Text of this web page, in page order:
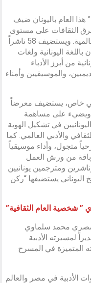
العام باليونان ضيف
من أعرق الثقافات على مستوى
العالم ولمساهمتها في إثراء الحضارة العالمية. ويستضيف 58 ناشراً
يونانية تعرض 600 عنوان باللغة اليونانية ولغات
70 شخصية يونانية من أبرز الأدباء
والموسيقيين وأمناء
خاص، يستضيف معرضاً
ويضيء على مساهمة
في تشكيل الهوية
والأدبي العالمي. كما
متجول، وأداء موسيقياً
من ورش العمل
ومترجمين يونانيين
يستضيفها “ركن
” شخصية العام الثقافية”
محمد سلماوي
الثقافية” للدورة الـ44، تقديراً لمسيرته الأدبية
المتميزة في المسرح
الأدبية في مصر والعالم